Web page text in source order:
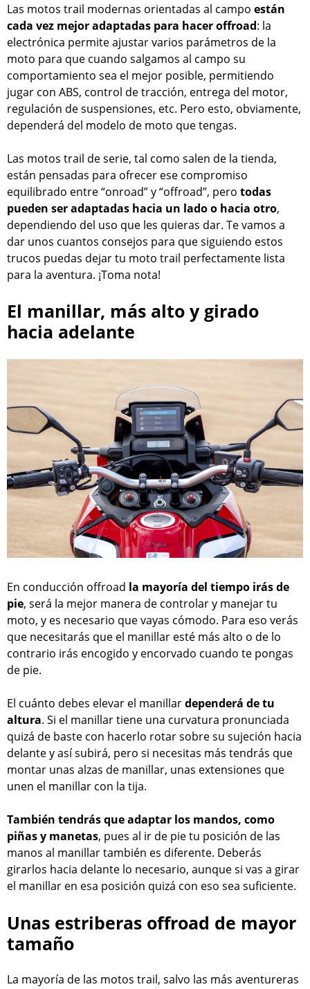
Las motos trail modernas orientadas al campo están
cada vez mejor adaptadas para hacer offroad: la
electrónica permite ajustar varios parámetros de la
moto para que cuando salgamos al campo su
comportamiento sea el mejor posible, permitiendo
jugar con ABS, control de tracción, entrega del motor,
regulación de suspensiones, etc. Pero esto, obviamente,
dependerá del modelo de moto que tengas.
Las motos trail de serie, tal como salen de la tienda,
están pensadas para ofrecer ese compromiso
equilibrado entre “onroad” y “offroad”, pero todas
pueden ser adaptadas hacia un lado o hacia otro,
dependiendo del uso que les quieras dar. Te vamos a
dar unos cuantos consejos para que siguiendo estos
trucos puedas dejar tu moto trail perfectamente lista
para la aventura. ¡Toma nota!
El manillar, más alto y girado
hacia adelante
En conducción offroad la mayoría del tiempo irás de
pie, será la mejor manera de controlar y manejar tu
moto, y es necesario que vayas cómodo. Para eso verás
que necesitarás que el manillar esté más alto o de lo
contrario irás encogido y encorvado cuando te pongas
de pie.
El cuánto debes elevar el manillardependerá de tu
altura. Si el manillar tiene una curvatura pronunciada
quizá de baste con hacerlo rotar sobre su sujeción hacia
delante y así subirá, pero si necesitas más tendrás que
montar unas alzas de manillar, unas extensiones que
unen el manillar con la tija.
También tendrás que adaptar los mandos, como
piñas y manetas, pues al ir de pie tu posición de las
manos al manillar también es diferente. Deberás
girarlos hacia delante lo necesario, aunque si vas a girar
el manillar en esa posición quizá con eso sea suficiente.
Unas estriberas offroad de mayor
tamaño
La mayoría de las motos trail, salvo las más aventureras